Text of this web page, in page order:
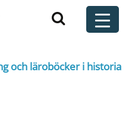
och läroböcker i historia